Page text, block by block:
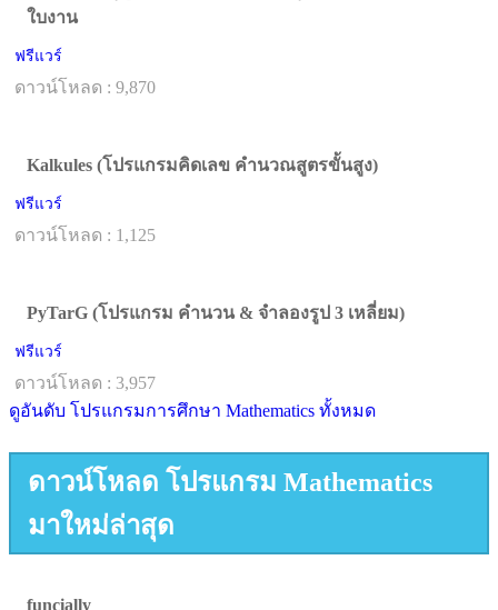
ใบงาน
ฟรีแวร์
ดาวน์โหลด : 9,870
Kalkules (โปรแกรมคิดเลข คำนวณสูตรขั้นสูง)
ฟรีแวร์
ดาวน์โหลด : 1,125
PyTarG (โปรแกรม คำนวน & จำลองรูป 3 เหลี่ยม)
ฟรีแวร์
ดาวน์โหลด : 3,957
ดูอันดับ โปรแกรมการศึกษา Mathematics ทั้งหมด
ดาวน์โหลด โปรแกรม Mathematics
มาใหม่ล่าสุด
funcially